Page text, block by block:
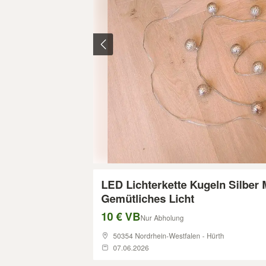
LED Lichterkette Kugeln Silber
Gemütliches Licht
10 € VBNur Abholung
50354 Nordrhein-Westfalen - Hürth
07.06.2026